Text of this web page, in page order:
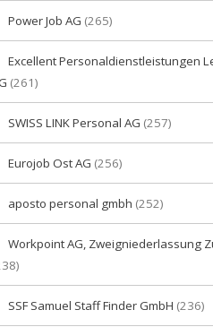
Power Job AG (265)
Excellent Personaldienstleistungen
(261)
SWISS LINK Personal AG (257)
Eurojob Ost AG (256)
aposto personal gmbh (252)
Workpoint AG, Zweigniederlassung
SSF Samuel Staff Finder GmbH (236)